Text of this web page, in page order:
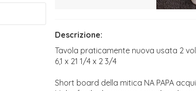
Descrizione:
Tavola praticamente nuova usata 2
6,1 x 21 1/4 x 2 3/4
Short board della mitica NA PAPA